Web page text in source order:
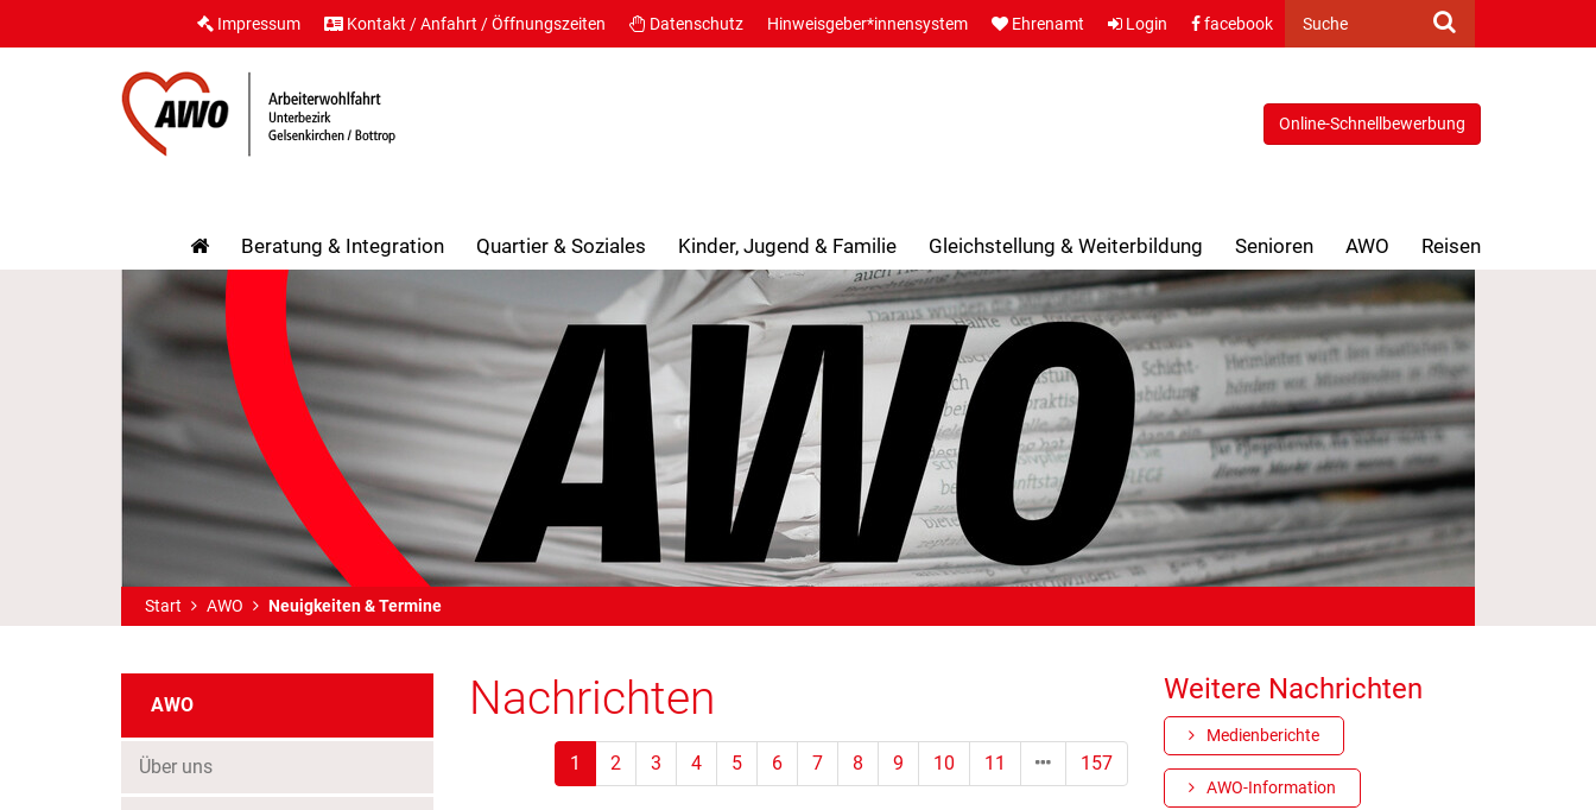
Suche
Impressum Kontakt / Anfahrt / Öffnungszeiten Datenschutz Hinweisgeber*innensystem Ehrenamt Login facebook
Online-Schnellbewerbung
Beratung & Integration Quartier & Soziales Kinder, Jugend & Familie Gleichstellung & Weiterbildung Senioren AWO Reisen
Start AWO Neuigkeiten & Termine
AWO
Über uns
Nachrichten
1 (Standort)
2 3 4 5 6 7 8 9 10 11 157
Weitere Nachrichten
Medienberichte
AWO-Information